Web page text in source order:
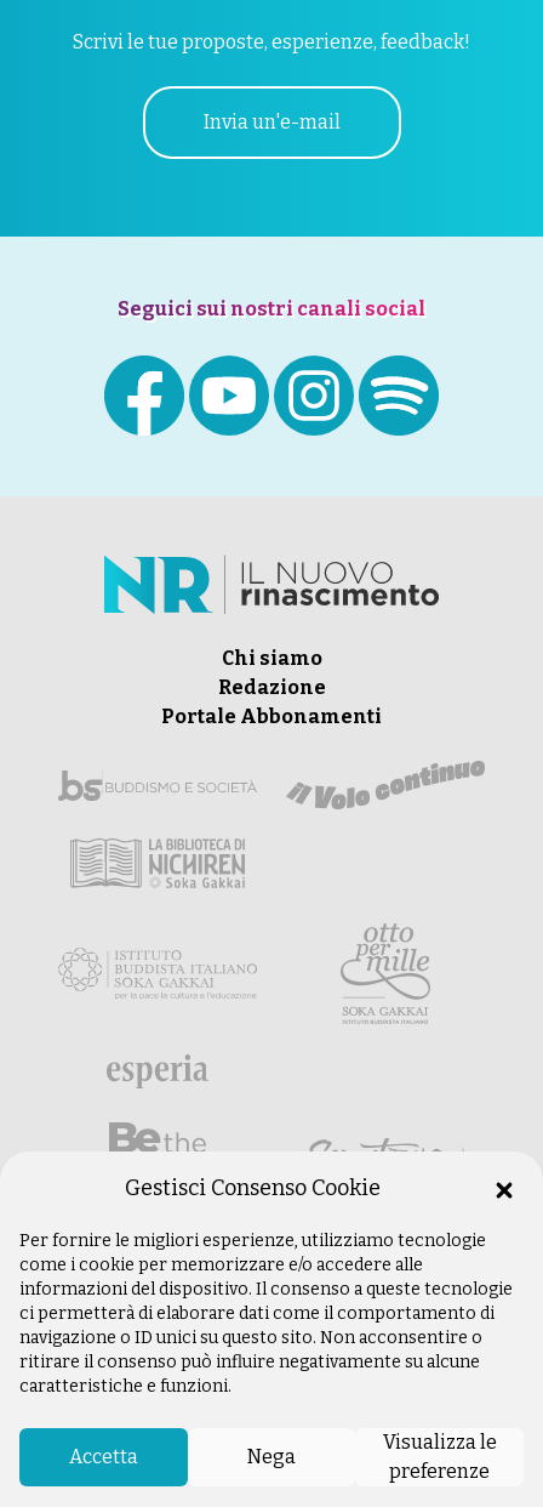
Scrivi le tue proposte, esperienze, feedback!
Invia un'e-mail
Seguici sui nostri canali social
Chi siamo
Redazione
Portale Abbonamenti
©Copyright 2003 –
Italiano Soka Gakkai. Tutti i diritti riservati |
P.IVA: 04935120487 | Sede Legale: Firenze |
Privacy Policy
Gestisci Consenso Cookie
Per fornire le migliori esperienze, utilizziamo tecnologie
come i cookie per memorizzare e/o accedere alle
informazioni del dispositivo. Il consenso a queste tecnologie
ci permetterà di elaborare dati come il comportamento di
navigazione o ID unici su questo sito. Non acconsentire o
ritirare il consenso può influire negativamente su alcune
caratteristiche e funzioni.
Accetta Nega
Visualizza le
preferenze